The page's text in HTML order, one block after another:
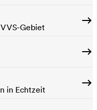
Gebiet
in Echtzeit